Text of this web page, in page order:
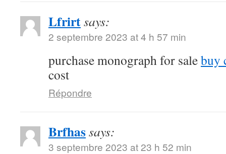
Lfrirtsays:
2 septembre 2023 at 4 h 57 min
purchase monograph for salebuy
cost
Répondre
Brfhassays:
3 septembre 2023 at 23 h 52 min